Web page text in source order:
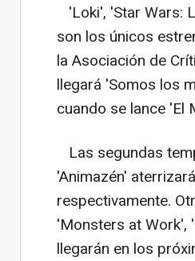
'Loki', 'Star Wars:
son los únicos
la Asociación de
llegará 'Somos los
cuando se lance 'El
Las segundas
'Animazén'
respectivamente.
'Monsters at Work',
llegarán en los